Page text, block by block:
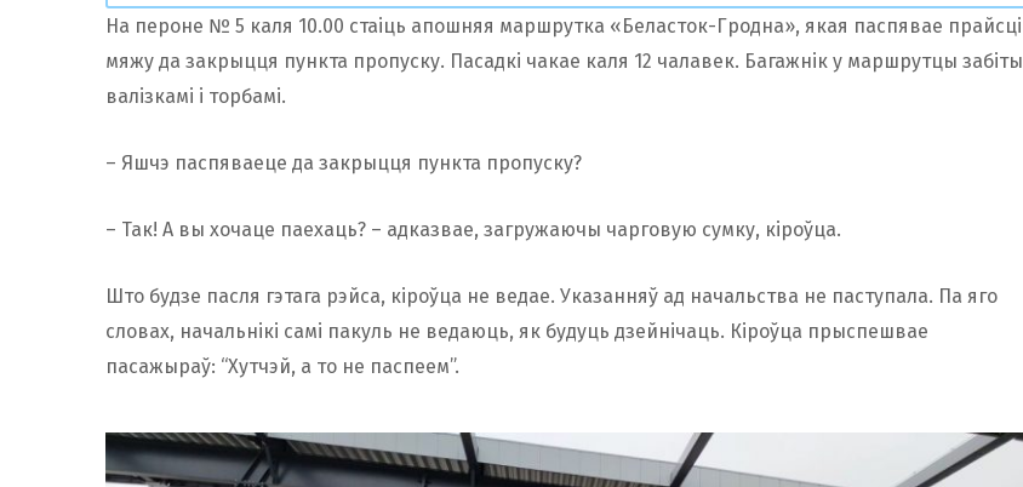
На пероне № 5 каля 10.00 стаіць апошняя маршрутка «Беласток-Гродна», якая паспявае прайсці
мяжу да закрыцця пункта пропуску. Пасадкі чакае каля 12 чалавек. Багажнік у маршрутцы забіты
валізкамі і торбамі.
– Яшчэ паспяваеце да закрыцця пункта пропуску?
– Так! А вы хочаце паехаць? – адказвае, загружаючы чарговую сумку, кіроўца.
Што будзе пасля гэтага рэйса, кіроўца не ведае. Указанняў ад начальства не паступала. Па яго
словах, начальнікі самі пакуль не ведаюць, як будуць дзейнічаць. Кіроўца прыспешвае
пасажыраў: “Хутчэй, а то не паспеем”.